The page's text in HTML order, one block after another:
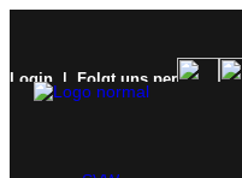
Login | Folgt uns per